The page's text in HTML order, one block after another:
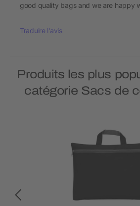
good quality bags and we are happy
Traduire l'avis
Produits les plus
catégorie Sacs de